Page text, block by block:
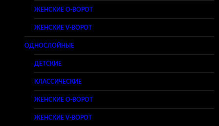
ЖЕНСКИЕ O-ВОРОТ
ЖЕНСКИЕ V-ВОРОТ
ОДНОСЛОЙНЫЕ
ДЕТСКИЕ
КЛАССИЧЕСКИЕ
ЖЕНСКИЕ O-ВОРОТ
ЖЕНСКИЕ V-ВОРОТ